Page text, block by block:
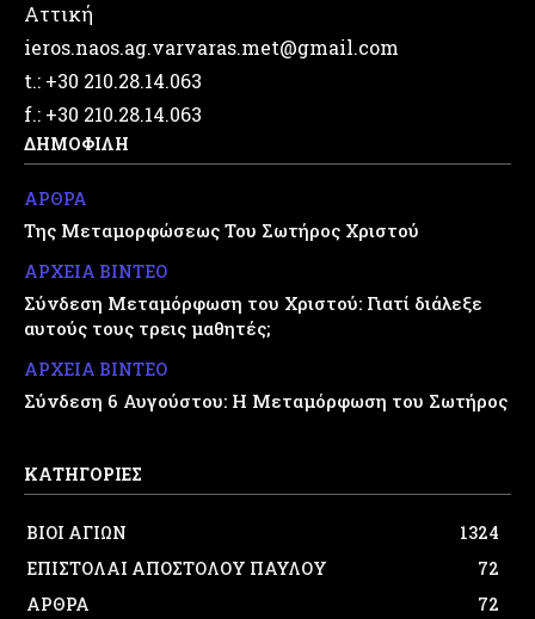
Αττική
ieros.naos.ag.varvaras.met@gmail.com
t.: +30 210.28.14.063
f.: +30 210.28.14.063
ΔΗΜΟΦΙΛΗ
ΑΡΘΡΑ
Της Μεταμορφώσεως Του Σωτήρος Χριστού
ΑΡΧΕΙΑ ΒΙΝΤΕΟ
Σύνδεση Μεταμόρφωση του Χριστού: Γιατί διάλεξε
αυτούς τους τρεις μαθητές;
ΑΡΧΕΙΑ ΒΙΝΤΕΟ
Σύνδεση 6 Αυγούστου: Η Μεταμόρφωση του Σωτήρος
ΚΑΤΗΓΟΡΙΕΣ
ΒΙΟΙ ΑΓΙΩΝ
1324
ΕΠΙΣΤΟΛΑΙ ΑΠΟΣΤΟΛΟΥ ΠΑΥΛΟΥ
72
ΑΡΘΡΑ
72